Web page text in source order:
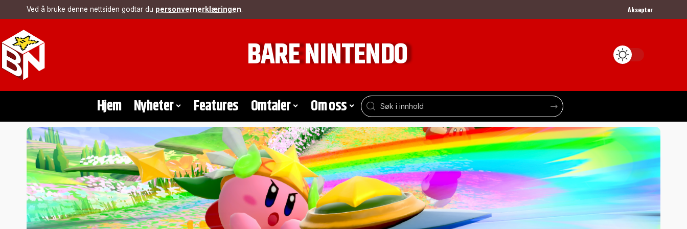
Ved å bruke denne nettsiden godtar du personvernerklæringen. Aksepter
BARE NINTENDO
Hjem Nyheter Features Omtaler Om oss